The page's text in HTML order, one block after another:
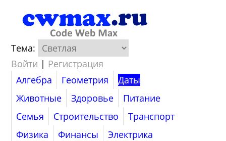
Тема:
Войти | Регистрация
Алгебра
Геометрия
Даты
Животные
Здоровье
Питание
Семья
Строительство
Транспорт
Физика
Финансы Электрика